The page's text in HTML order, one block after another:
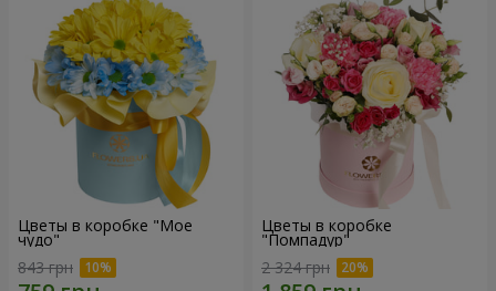
Цветы в коробке "Мое
чудо"
843 грн
Цветы в коробке
"Помпадур"
2 324 грн